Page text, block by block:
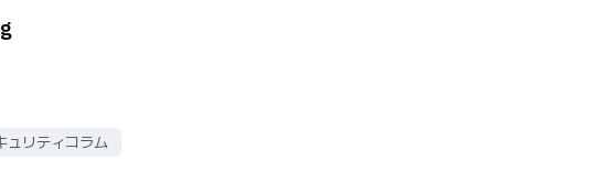
ュリティコラム